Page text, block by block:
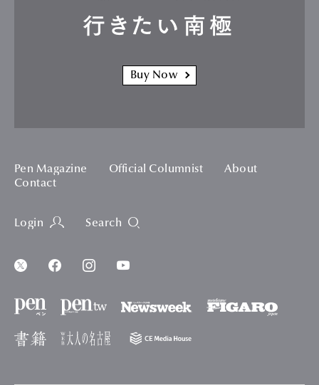
行きたい南極
Buy Now
Pen Magazine Official Columnist
About
Contact
Login Search